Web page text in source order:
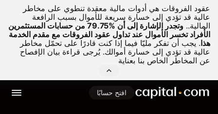
عقود الفروقات هي أدوات مالية معقدة تنطوي على مخاطر
عالية قد تؤدي إلى خسارة سريعة للأموال بسبب الرافعة
المالية..
وتجدر الإشارة إلى أن %79.75 من حسابات المستثمرين
الأفراد تخسر الأموال عند تداول عقود الفروقات مع مقدم الخدمة
هذا. يجب أن تفكر مليّا فيما إذا كنت قادرًا على تحمّل مخاطر
عالية قد تؤدي إلى خسارة أموالك. يُرجى قراءة بيان الإفصاح
عن المخاطر الخاص بنا بعناية
افتح حسابًا